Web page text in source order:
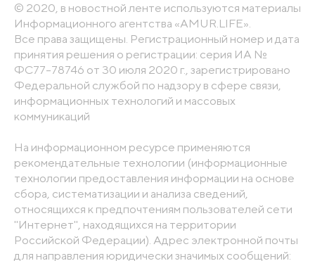
© 2020, в новостной ленте используются материалы
Информационного агентства «AMUR.LIFE».
Все права защищены. Регистрационный номер и дата
принятия решения о регистрации: серия ИА №
ФС77-78746 от 30 июля 2020 г., зарегистрировано
Федеральной службой по надзору в сфере связи,
информационных технологий и массовых
коммуникаций
На информационном ресурсе применяются
рекомендательные технологии (информационные
технологии предоставления информации на основе
сбора, систематизации и анализа сведений,
относящихся к предпочтениям пользователей сети
"Интернет", находящихся на территории
Российской Федерации). Адрес электронной почты
для направления юридически значимых сообщений: